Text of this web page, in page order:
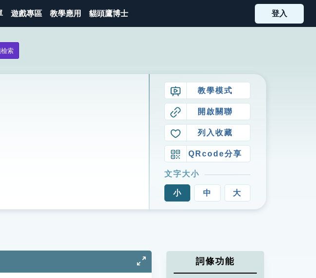
遊戲專區 教學應用 貓頭鷹博士 登入
索
教學模式
開啟關聯
列入收藏
QRcode分享
文字大小
小 中 大
詞條功能